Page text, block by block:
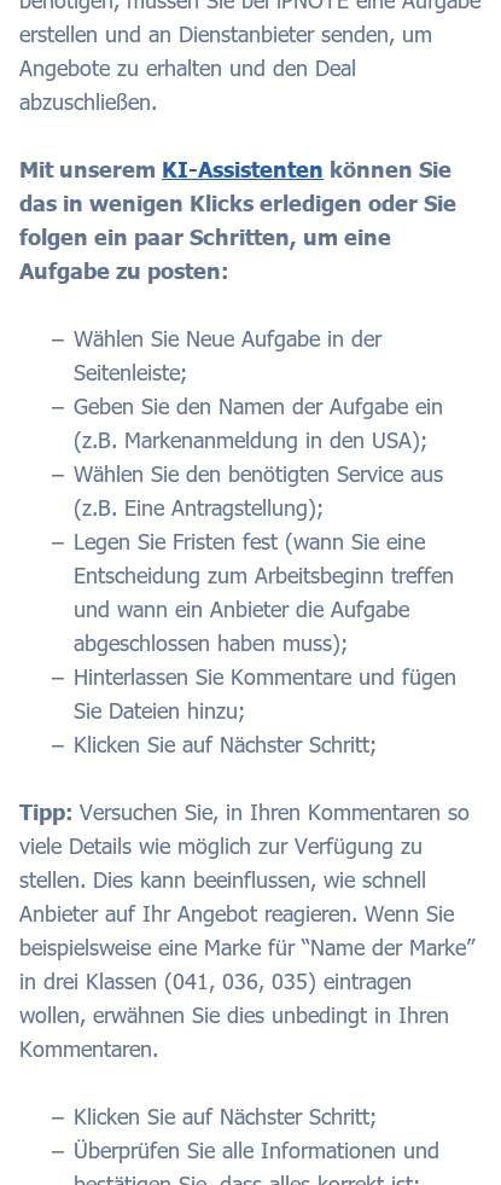
erstellen und an Dienstanbieter senden, um
Angebote zu erhalten und den Deal
abzuschließen.
Mit unserem KI-Assistenten können Sie
das in wenigen Klicks erledigen oder Sie
folgen ein paar Schritten, um eine
Aufgabe zu posten:
Wählen Sie Neue Aufgabe in der
Seitenleiste;
Geben Sie den Namen der Aufgabe ein
(z.B. Markenanmeldung in den USA);
Wählen Sie den benötigten Service aus
(z.B. Eine Antragstellung);
Legen Sie Fristen fest (wann Sie eine
Entscheidung zum Arbeitsbeginn treffen
und wann ein Anbieter die Aufgabe
abgeschlossen haben muss);
Hinterlassen Sie Kommentare und fügen
Sie Dateien hinzu;
Klicken Sie auf Nächster Schritt;
Tipp: Versuchen Sie, in Ihren Kommentaren so
viele Details wie möglich zur Verfügung zu
stellen. Dies kann beeinflussen, wie schnell
Anbieter auf Ihr Angebot reagieren. Wenn Sie
beispielsweise eine Marke für “Name der Marke”
in drei Klassen (041, 036, 035) eintragen
wollen, erwähnen Sie dies unbedingt in Ihren
Kommentaren.
Klicken Sie auf Nächster Schritt;
Überprüfen Sie alle Informationen und